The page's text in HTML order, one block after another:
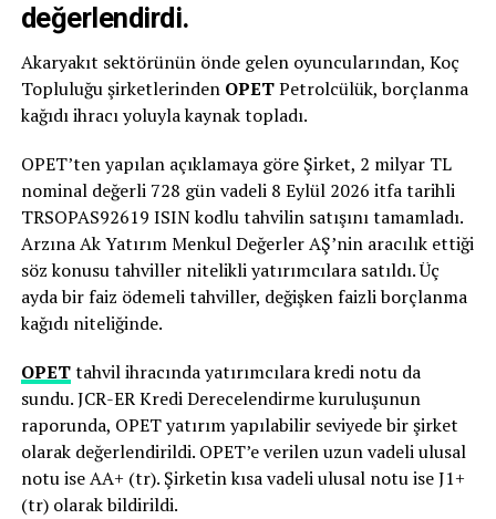
değerlendirdi.
Akaryakıt sektörünün önde gelen oyuncularından, Koç
Topluluğu şirketlerinden OPETPetrolcülük, borçlanma
kağıdı ihracı yoluyla kaynak topladı.
OPET’ten yapılan açıklamaya göre Şirket, 2 milyar TL
nominal değerli 728 gün vadeli 8 Eylül 2026 itfa tarihli
TRSOPAS92619 ISIN kodlu tahvilin satışını tamamladı.
Arzına Ak Yatırım Menkul Değerler AŞ’nin aracılık ettiği
söz konusu tahviller nitelikli yatırımcılara satıldı. Üç
ayda bir faiz ödemeli tahviller, değişken faizli borçlanma
kağıdı niteliğinde.
OPETtahvil ihracında yatırımcılara kredi notu da
sundu. JCR-ER Kredi Derecelendirme kuruluşunun
raporunda, OPET yatırım yapılabilir seviyede bir şirket
olarak değerlendirildi. OPET’e verilen uzun vadeli ulusal
notu ise AA+ (tr). Şirketin kısa vadeli ulusal notu ise J1+
(tr) olarak bildirildi.